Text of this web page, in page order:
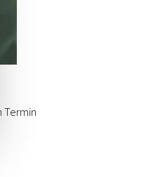
Termin